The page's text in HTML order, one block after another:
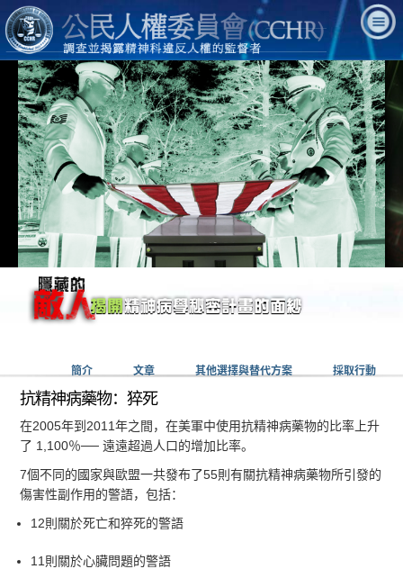
採取行動
其他選擇與替代方案
文章
簡介
抗精神病藥物：猝死
在2005年到2011年之間，在美軍中使用抗精神病藥物的比率上升
了 1,100％── 遠遠超過人口的增加比率。
7個不同的國家與歐盟一共發布了55則有關抗精神病藥物所引發的
傷害性副作用的警語，包括：
12則關於死亡和猝死的警語
11則關於心臟問題的警語